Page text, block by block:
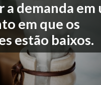
a demanda em
em que os
estão baixos.